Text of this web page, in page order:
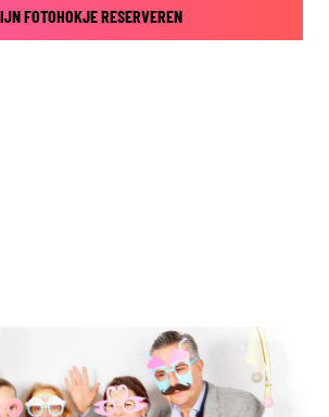
FOTOHOKJE RESERVEREN